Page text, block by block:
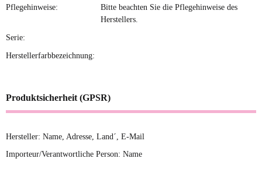
Pflegehinweise:
Bitte beachten Sie die Pflegehinweise des
Herstellers.
Serie:
Herstellerfarbbezeichnung:
Produktsicherheit (GPSR)
Hersteller: Name, Adresse, Land´, E-Mail
Importeur/Verantwortliche Person: Name